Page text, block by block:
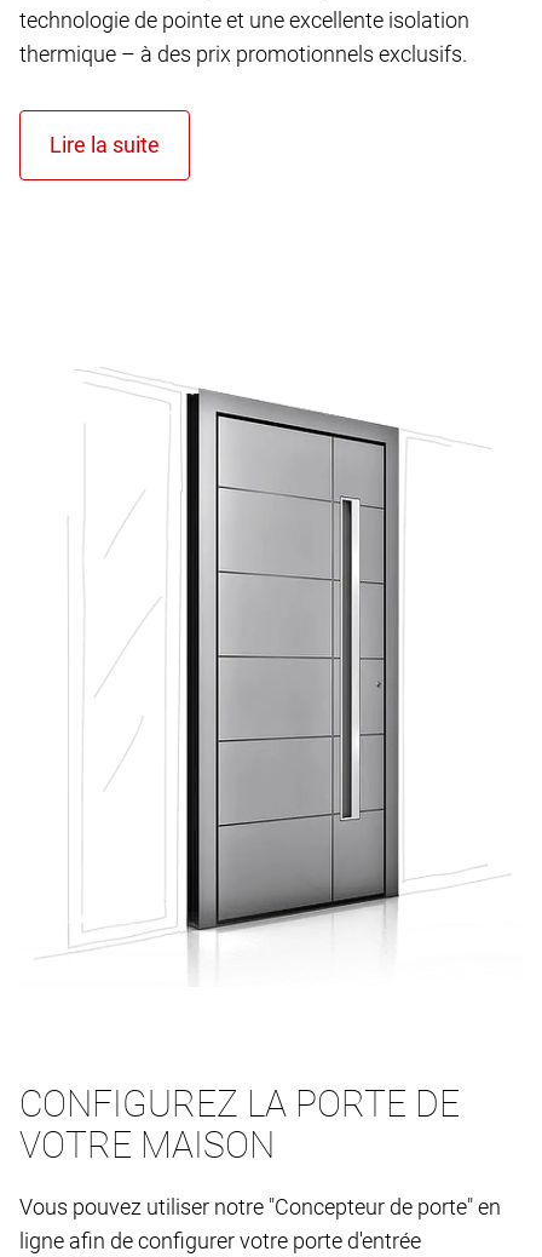
technologie de pointe et une excellente isolation
thermique – à des prix promotionnels exclusifs.
CONFIGUREZ LA PORTE DE
VOTRE MAISON
Vous pouvez utiliser notre "Concepteur de porte" en
ligne afin de configurer votre porte d'entrée